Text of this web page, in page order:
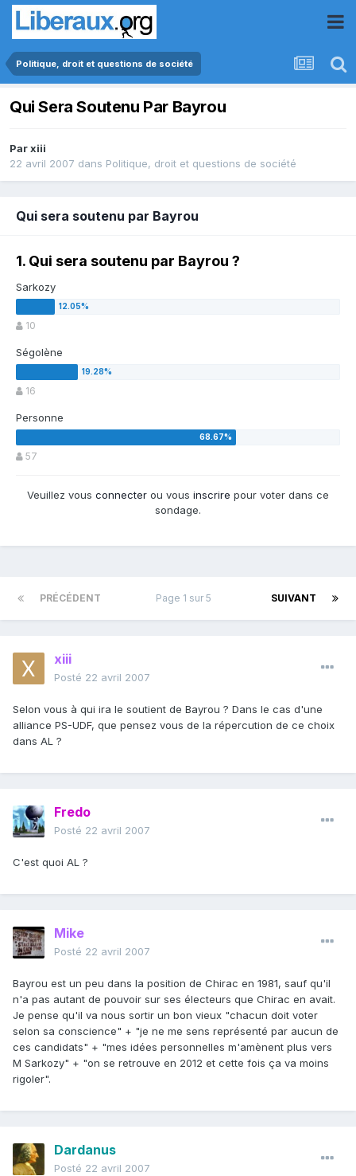
Politique, droit et questions de société
Qui Sera Soutenu Par Bayrou
Parxiii
22 avril 2007 dans Politique, droit et questions de société
Qui sera soutenu par Bayrou
1. Qui sera soutenu par Bayrou ?
Sarkozy
10
Ségolène
16
Personne
57
Veuillez vous connecter ou vous inscrire pour voter dans ce
sondage.
PRÉCÉDENT SUIVANT
Page 1 sur 5
xiii
Posté 22 avril 2007
Selon vous à qui ira le soutient de Bayrou ? Dans le cas d'une
alliance PS-UDF, que pensez vous de la répercution de ce choix
dans AL ?
Fredo
Posté 22 avril 2007
C'est quoi AL ?
Mike
Posté 22 avril 2007
Bayrou est un peu dans la position de Chirac en 1981, sauf qu'il
n'a pas autant de pouvoir sur ses électeurs que Chirac en avait.
Je pense qu'il va nous sortir un bon vieux "chacun doit voter
selon sa conscience" + "je ne me sens représenté par aucun de
ces candidats" + "mes idées personnelles m'amènent plus vers
M Sarkozy" + "on se retrouve en 2012 et cette fois ça va moins
rigoler".
Dardanus
Posté 22 avril 2007